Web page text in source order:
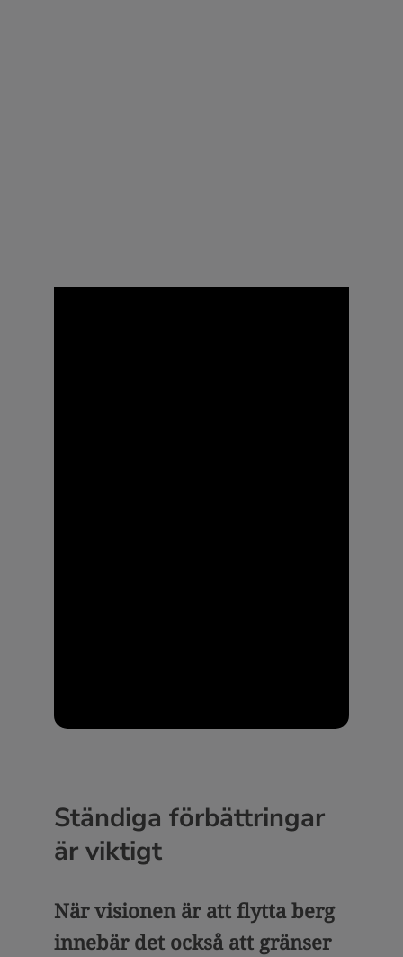
Ständiga förbättringar
är viktigt
När visionen är att flytta berg
innebär det också att gränser